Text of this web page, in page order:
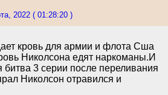
2022 ( 01:28:20 )
кровь для армии и флота Сша
Николсона едят наркоманы.И
3 серии после переливания
Николсон отравился и